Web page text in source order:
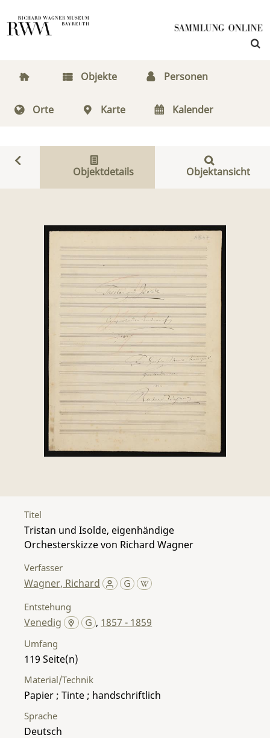
Objekte Personen
Orte Karte Kalender
Objektdetails Objektansicht
Titel
Tristan und Isolde, eigenhändige
Orchesterskizze von Richard Wagner
Verfasser
Wagner, Richard
Entstehung
Venedig , 1857 - 1859
Umfang
119
Material/Technik
Papier ; Tinte ; handschriftlich
Sprache
Deutsch